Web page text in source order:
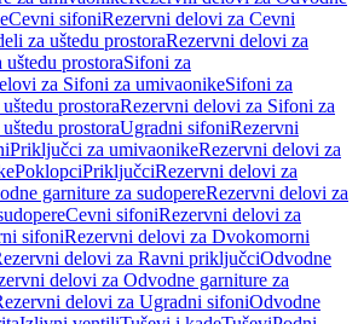
Cevni sifoniRezervni delovi za Cevni
za uštedu prostoraRezervni delovi za
prostoraSifoni za
za Sifoni za umivaonikeSifoni za
prostoraRezervni delovi za Sifoni za
prostoraUgradni sifoniRezervni
Priključci za umivaonikeRezervni delovi za
PoklopciPriključciRezervni delovi za
garniture za sudopereRezervni delovi za
Cevni sifoniRezervni delovi za
sifoniRezervni delovi za Dvokomorni
delovi za Ravni priključciOdvodne
delovi za Odvodne garniture za
delovi za Ugradni sifoniOdvodne